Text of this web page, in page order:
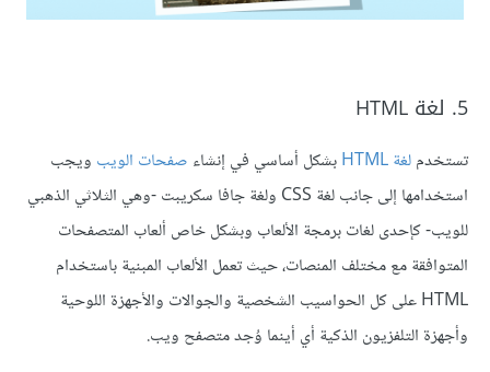
5. لغة HTML
تستخدملغة HTML بشكل أساسي في إنشاء صفحات الويب ويجب
استخدامها إلى جانب لغة CSS ولغة جافا سكريبت -وهي الثلاثي الذهبي
للويب- كإحدى لغات برمجة الألعاب وبشكل خاص ألعاب المتصفحات
المتوافقة مع مختلف المنصات، حيث تعمل الألعاب المبنية باستخدام
HTML على كل الحواسيب الشخصية والجوالات والأجهزة اللوحية
وأجهزة التلفزيون الذكية أي أينما وُجد متصفح ويب.